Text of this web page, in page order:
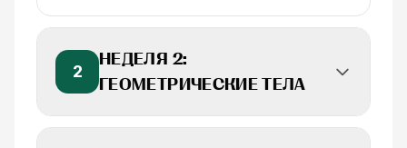
2
НЕДЕЛЯ 2:
ГЕОМЕТРИЧЕСКИЕ ТЕЛА